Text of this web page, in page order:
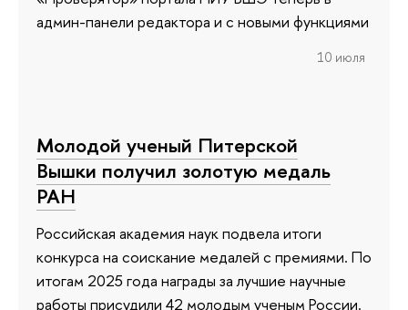
админ-панели редактора и с новыми функциями
10 июля
Молодой ученый Питерской
Вышки получил золотую медаль
РАН
Российская академия наук подвела итоги
конкурса на соискание медалей с премиями. По
итогам 2025 года награды за лучшие научные
работы присудили 42 молодым ученым России.